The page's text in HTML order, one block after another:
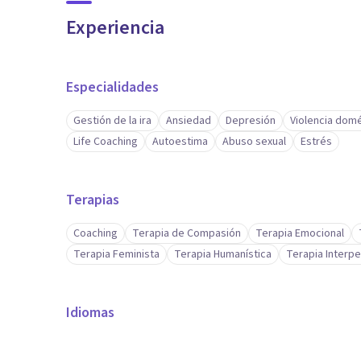
Experiencia
Especialidades
Gestión de la ira Ansiedad Depresión Violencia
Life Coaching
Autoestima Abuso sexual Estrés
Terapias
Coaching Terapia de Compasión Terapia Emocional
Terapia Feminista
Terapia Humanística Terapia
Idiomas